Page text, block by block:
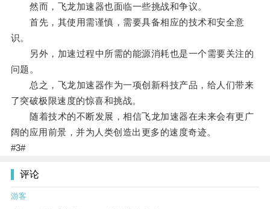
然而，飞龙加速器也面临一些挑战和争议。
首先，其使用需谨慎，需要具备相应的技术和安全意
识。
另外，加速过程中所需的能源消耗也是一个需要关注的
问题。
总之，飞龙加速器作为一项创新科技产品，给人们带来
了突破极限速度的惊喜和挑战。
随着技术的不断发展，相信飞龙加速器在未来会有更广
阔的应用前景，并为人类创造出更多的速度奇迹。
#3#
评论
游客